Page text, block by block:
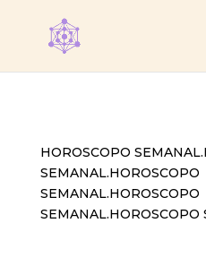
HOROSCOPO
SEMANAL.HOROSCOPO
SEMANAL.HOROSCOPO
SEMANAL.HOROSCOPO